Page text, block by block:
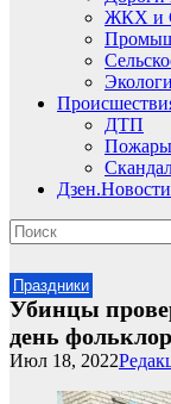
ЖКХ и
ДТП
Пожары
Дзен.Новости
Праздники
Убинцы
день
Июл 18, 2022